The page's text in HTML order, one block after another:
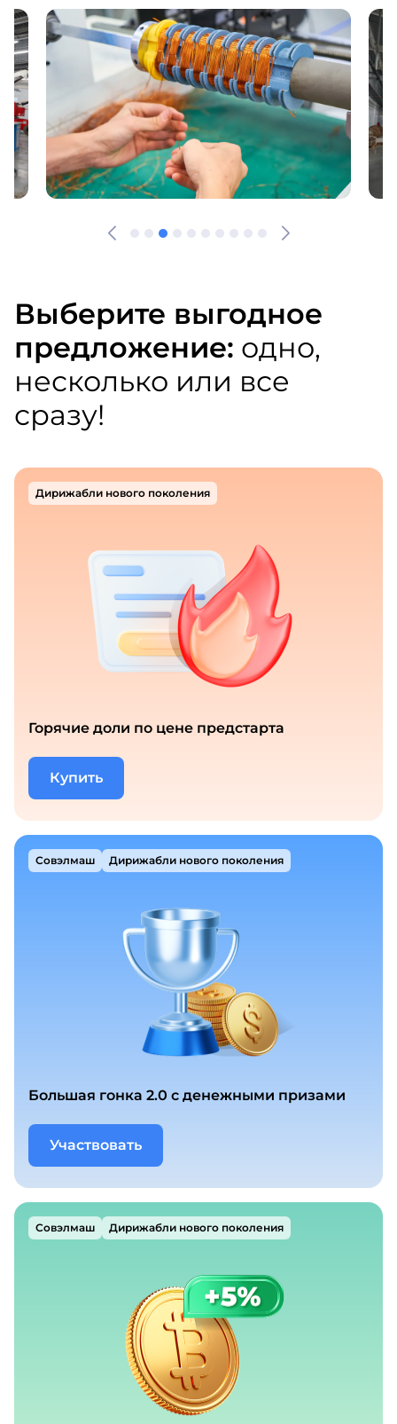
Выберите выгодное
предложение: одно,
несколько или все
сразу!
Дирижабли нового поколения
Горячие доли по цене предстарта
Купить
Совэлмаш Дирижабли нового поколения
Большая гонка 2.0 с денежными призами
Участвовать
Совэлмаш Дирижабли нового поколения